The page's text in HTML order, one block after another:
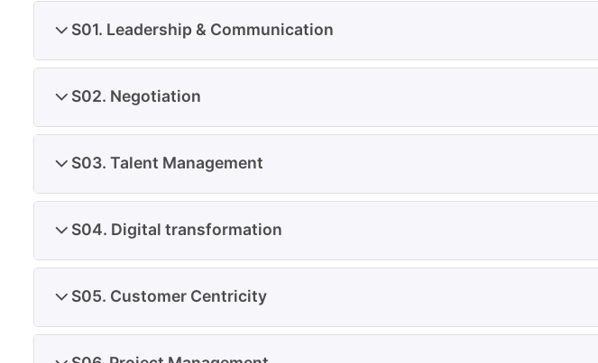
S01. Leadership & Communication
S02. Negotiation
S03. Talent Management
S04. Digital transformation
S05. Customer Centricity